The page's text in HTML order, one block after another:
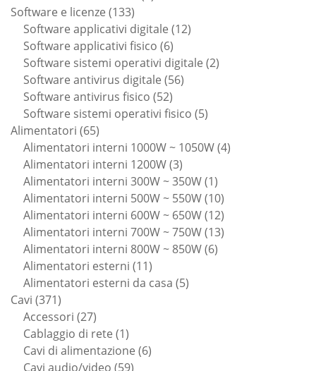
Software e licenze 133133
prodotti
Software applicativi digitale 1212
Software applicativi fisico 66
prodotti
Software sistemi operativi digitale 22
Software antivirus digitale 5656
Software antivirus fisico 5252
prodotti
Software sistemi operativi fisico 55
Alimentatori 6565
prodotti
Alimentatori interni 1000W ~ 1050W 44
Alimentatori interni 1200W 33
prodotti
Alimentatori interni 300W ~ 350W 11
prodotto
Alimentatori interni 500W ~ 550W 1010
prodotti
Alimentatori interni 600W ~ 650W 1212
prodotti
Alimentatori interni 700W ~ 750W 1313
Alimentatori interni 800W ~ 850W 66
Alimentatori esterni 1111
prodotti
Alimentatori esterni da casa 55
Cavi 371371
prodotti
Accessori 2727
prodotti
Cablaggio di rete 11
prodotto
Cavi di alimentazione 66
Cavi audio/video 5959